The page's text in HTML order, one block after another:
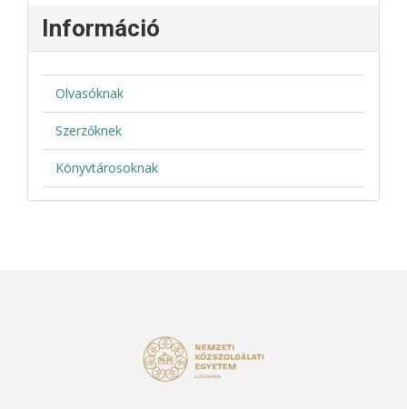
Információ
Olvasóknak
Szerzőknek
Könyvtárosoknak